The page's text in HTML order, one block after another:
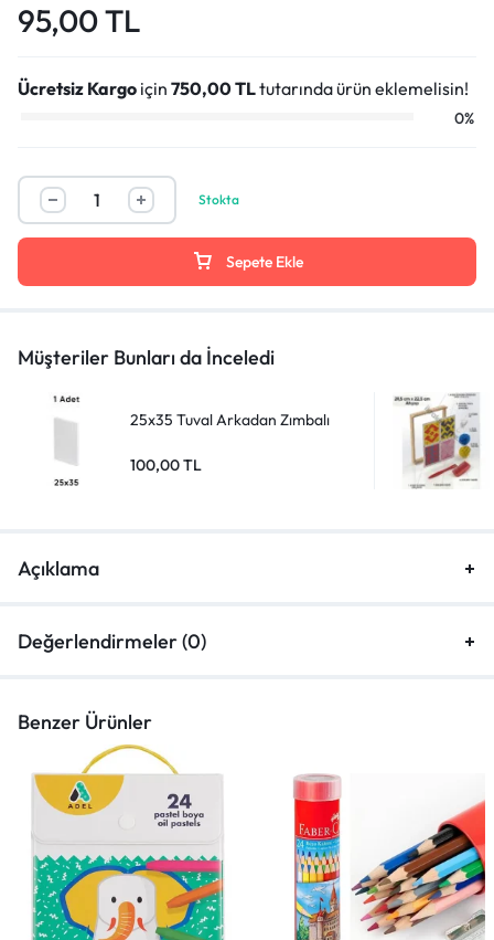
95,00TL
Ücretsiz Kargo için 750,00TLtutarında ürün eklemelisin!
0%
Stokta
Sepete Ekle
Müşteriler Bunları da İnceledi
25x35 Tuval Arkadan Zımbalı
100,00TL
Açıklama
Değerlendirmeler (0)
Benzer Ürünler